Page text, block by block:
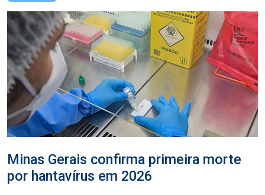
Minas Gerais confirma primeira morte
por hantavírus em 2026